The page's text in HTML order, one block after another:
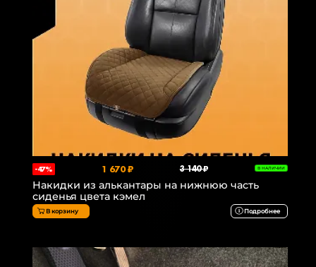
-47% 1 670 ₽ 3 140 ₽ В НАЛИЧИИ
Накидки из алькантары на нижнюю часть
сиденья цвета кэмел
В корзину Подробнее